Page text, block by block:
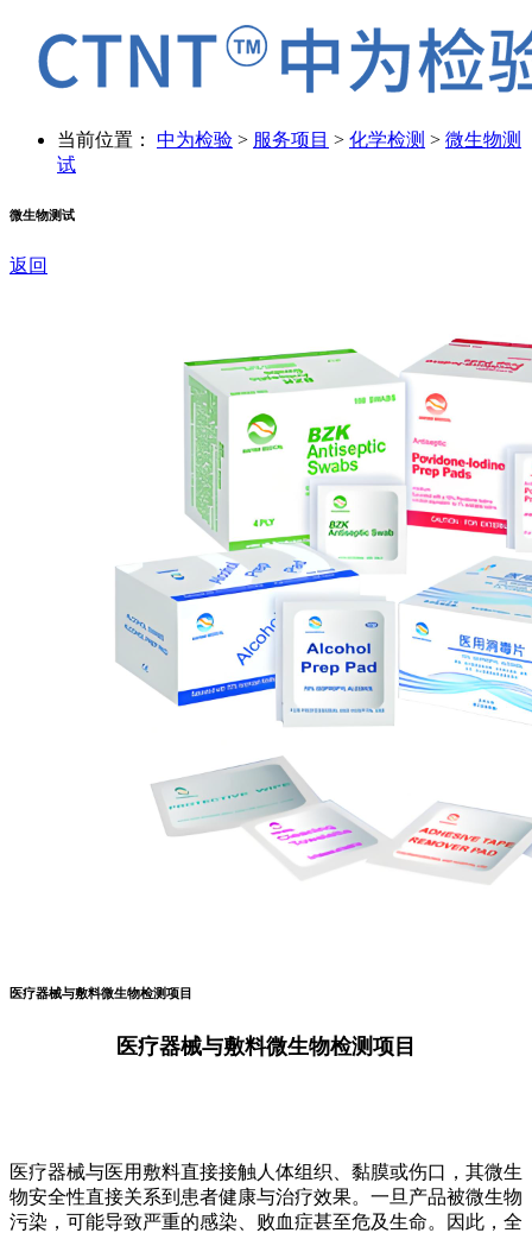
当前位置： 中为检验 > 服务项目 > 化学检测 > 微生物测
试
微生物测试
返回
医疗器械与敷料微生物检测项目
医疗器械与敷料微生物检测项目
医疗器械与医用敷料直接接触人体组织、黏膜或伤口，其微生
物安全性直接关系到患者健康与治疗效果。一旦产品被微生物
污染，可能导致严重的感染、败血症甚至危及生命。因此，全